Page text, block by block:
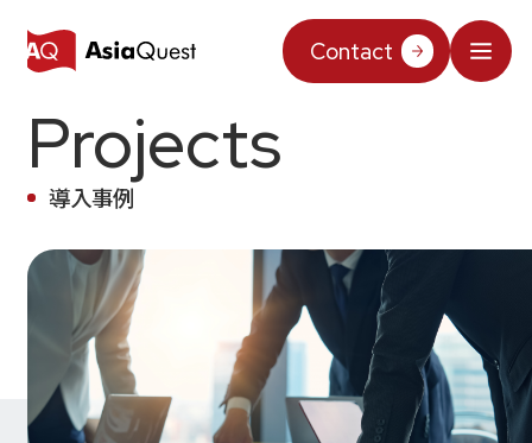
JP/ EN
What We Do
Why AsiaQuest?
Service
AIインテグレーション
AIソリューション
AQ-AI エージェントシリーズ
Technology
AI／生成AI
Projects
Contact
Projects
導入事例